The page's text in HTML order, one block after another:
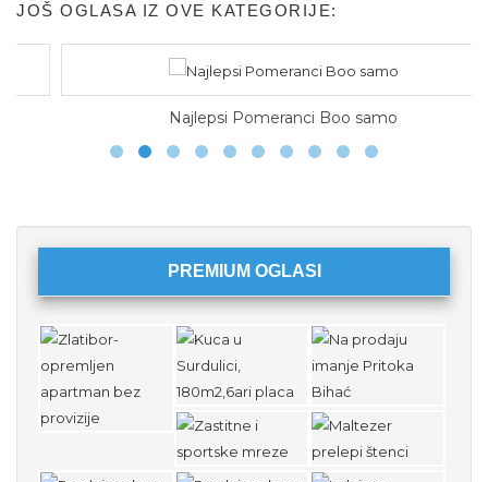
JOŠ OGLASA IZ OVE KATEGORIJE:
Najlepsi Pomeranci Boo samo
PREMIUM OGLASI